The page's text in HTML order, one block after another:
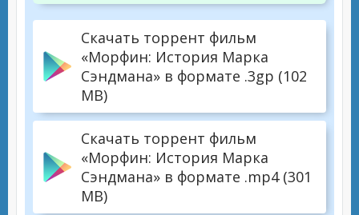
Скачать торрент фильм
«Морфин: История Марка
Сэндмана» в формате .3gp (102
MB)
Скачать торрент фильм
«Морфин: История Марка
Сэндмана» в формате .mp4 (301
MB)